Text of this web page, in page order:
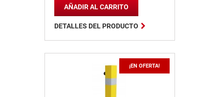

AÑADIR AL CARRITO
DETALLES DEL PRODUCTO
¡EN OFERTA!